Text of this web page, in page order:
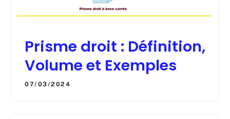
Prisme droit : Définition,
Volume et Exemples
07/03/2024